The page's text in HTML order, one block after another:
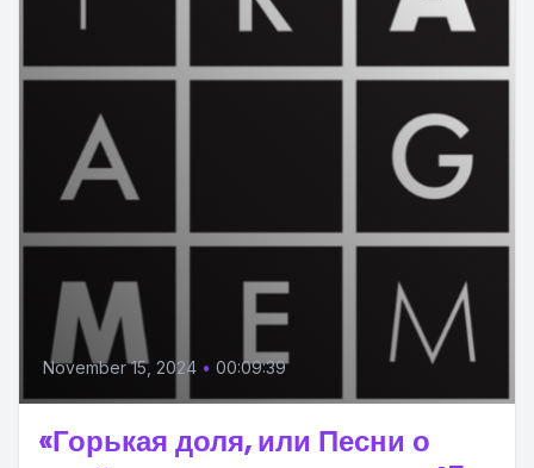
November 15, 2024 • 00:09:39
«Горькая доля, или Песни о